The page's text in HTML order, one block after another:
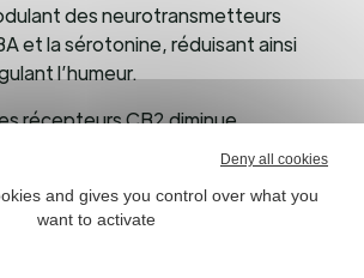
des neurotransmetteurs
et la sérotonine, réduisant ainsi
l’humeur.
récepteurs CB2 diminue
en inhibant notamment les cytokines
spécifiques à CiBium viennent
and gives you control over what you
want to activate
Deny all cookies